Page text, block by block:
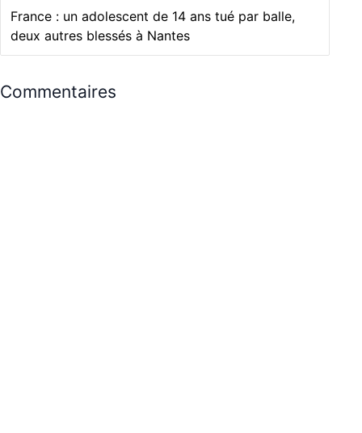
France : un adolescent de 14 ans tué par balle,
deux autres blessés à Nantes
Commentaires